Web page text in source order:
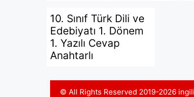
10. Sınıf Türk Dili ve
Edebiyatı 1. Dönem
1. Yazılı Cevap
Anahtarlı
© All Rights Reserved 2019-2026